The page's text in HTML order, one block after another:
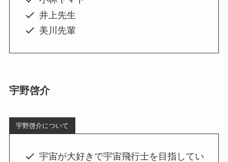
井上先生
美川先輩
宇野啓介
宇野啓介について
宇宙が大好きで宇宙飛行士を目指してい